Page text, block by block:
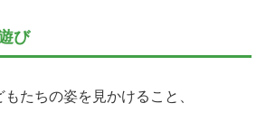
び
たちの姿を見かけること、